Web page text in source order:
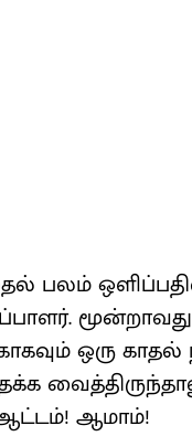
பலம்
மூன்றாவது
ஒரு
ஆமாம்!